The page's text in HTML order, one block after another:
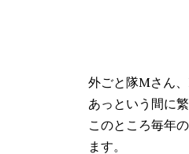
外ごと隊Mさん
あっという間に
このところ毎年
ます。